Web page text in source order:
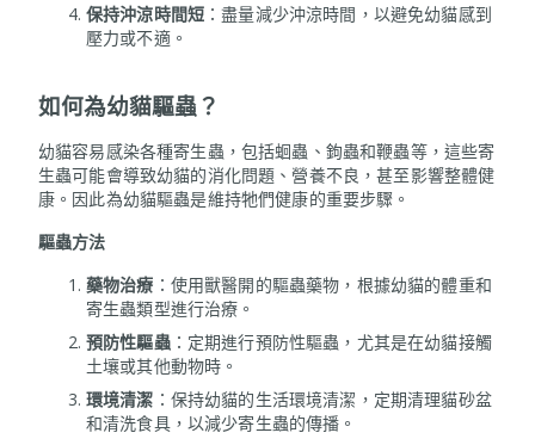
保持沖涼時間短 ：盡量減少沖涼時間，以避免幼貓感到
壓力或不適。
如何為幼貓驅蟲？
幼貓容易感染各種寄生蟲，包括蛔蟲、鉤蟲和鞭蟲等，這些寄
生蟲可能會導致幼貓的消化問題、營養不良，甚至影響整體健
康。因此為幼貓驅蟲是維持牠們健康的重要步驟。
驅蟲方法
藥物治療 ：使用獸醫開的驅蟲藥物，根據幼貓的體重和
寄生蟲類型進行治療。
預防性驅蟲：定期進行預防性驅蟲，尤其是在幼貓接觸
土壤或其他動物時。
環境清潔 ：保持幼貓的生活環境清潔，定期清理貓砂盆
和清洗食具，以減少寄生蟲的傳播。